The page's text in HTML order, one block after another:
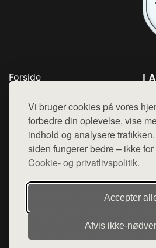
Vi bruger cookies på vores
forbedre din oplevelse, vise
indhold og analysere
siden fungerer bedre – ikke
Cookie- og privatlivspolitik.
Accepter
Afvis
Forside
Top Rabatter
Blog
Kontakt
Denne side er en del af want.dk, der
hjemmesider med præsentation af
diverse webshops. Der sælges ikke